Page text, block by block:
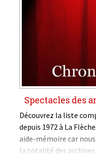
Spectacles des
Découvrez la liste
depuis 1972 à La
aide-mémoire car
la totalité des
galeries photos ne